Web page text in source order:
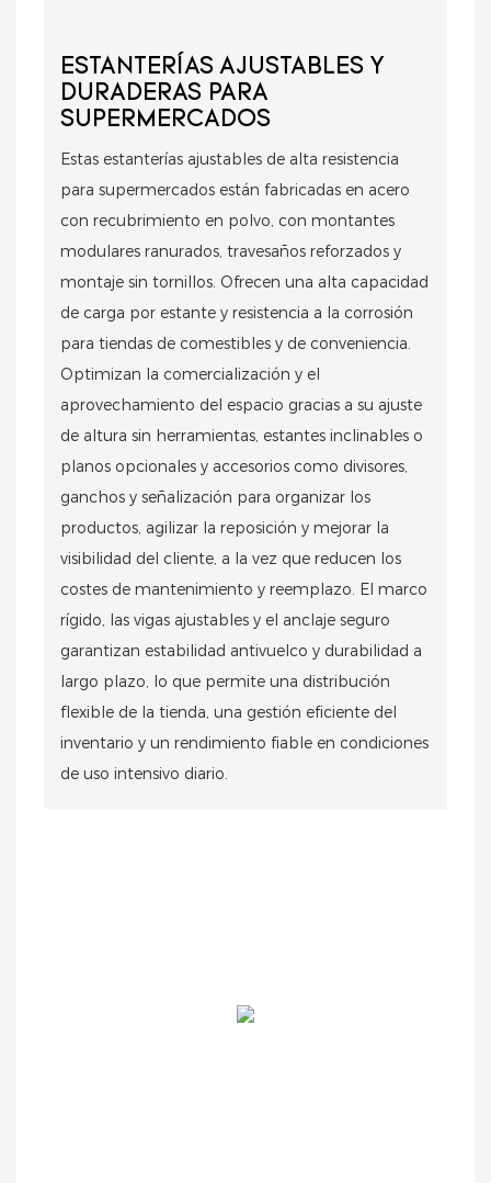
ESTANTERÍAS AJUSTABLES Y
DURADERAS PARA
SUPERMERCADOS
Estas estanterías ajustables de alta resistencia
para supermercados están fabricadas en acero
con recubrimiento en polvo, con montantes
modulares ranurados, travesaños reforzados y
montaje sin tornillos. Ofrecen una alta capacidad
de carga por estante y resistencia a la corrosión
para tiendas de comestibles y de conveniencia.
Optimizan la comercialización y el
aprovechamiento del espacio gracias a su ajuste
de altura sin herramientas, estantes inclinables o
planos opcionales y accesorios como divisores,
ganchos y señalización para organizar los
productos, agilizar la reposición y mejorar la
visibilidad del cliente, a la vez que reducen los
costes de mantenimiento y reemplazo. El marco
rígido, las vigas ajustables y el anclaje seguro
garantizan estabilidad antivuelco y durabilidad a
largo plazo, lo que permite una distribución
flexible de la tienda, una gestión eficiente del
inventario y un rendimiento fiable en condiciones
de uso intensivo diario.